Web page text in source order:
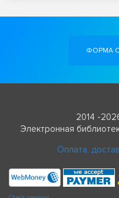
ФОРМА
2014 -
Электронная
Оплата,